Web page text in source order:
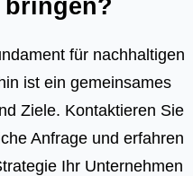
bringen?
für nachhaltigen
ist ein gemeinsames
Ziele. Kontaktieren Sie
Anfrage und erfahren
Ihr Unternehmen